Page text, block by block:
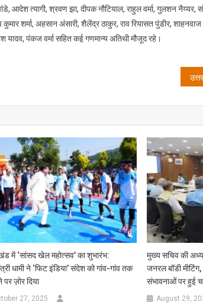
त्यागी, श्रवण झा, दीपक नौटियाल, राहुल वर्मा, गुलशन नैय्यर,
शर्मा, अहसान अंसारी, शैलेंद्र ठाकुर, राव रियासत पुंडीर,
यादव, पंकज वर्मा सहित कई गणमान्य अतिथी मौजूद रहे।
में ‘सांसद खेल महोत्सव’ का शुभारंभ:
धामी ने ‘फिट इंडिया’ संदेश को गांव-गांव तक
पर ज़ोर दिया
27, 2025
मुख्य सचिव की
जनरल बॉडी मीटिंग,
संभावनाओं पर हुई
August 29,